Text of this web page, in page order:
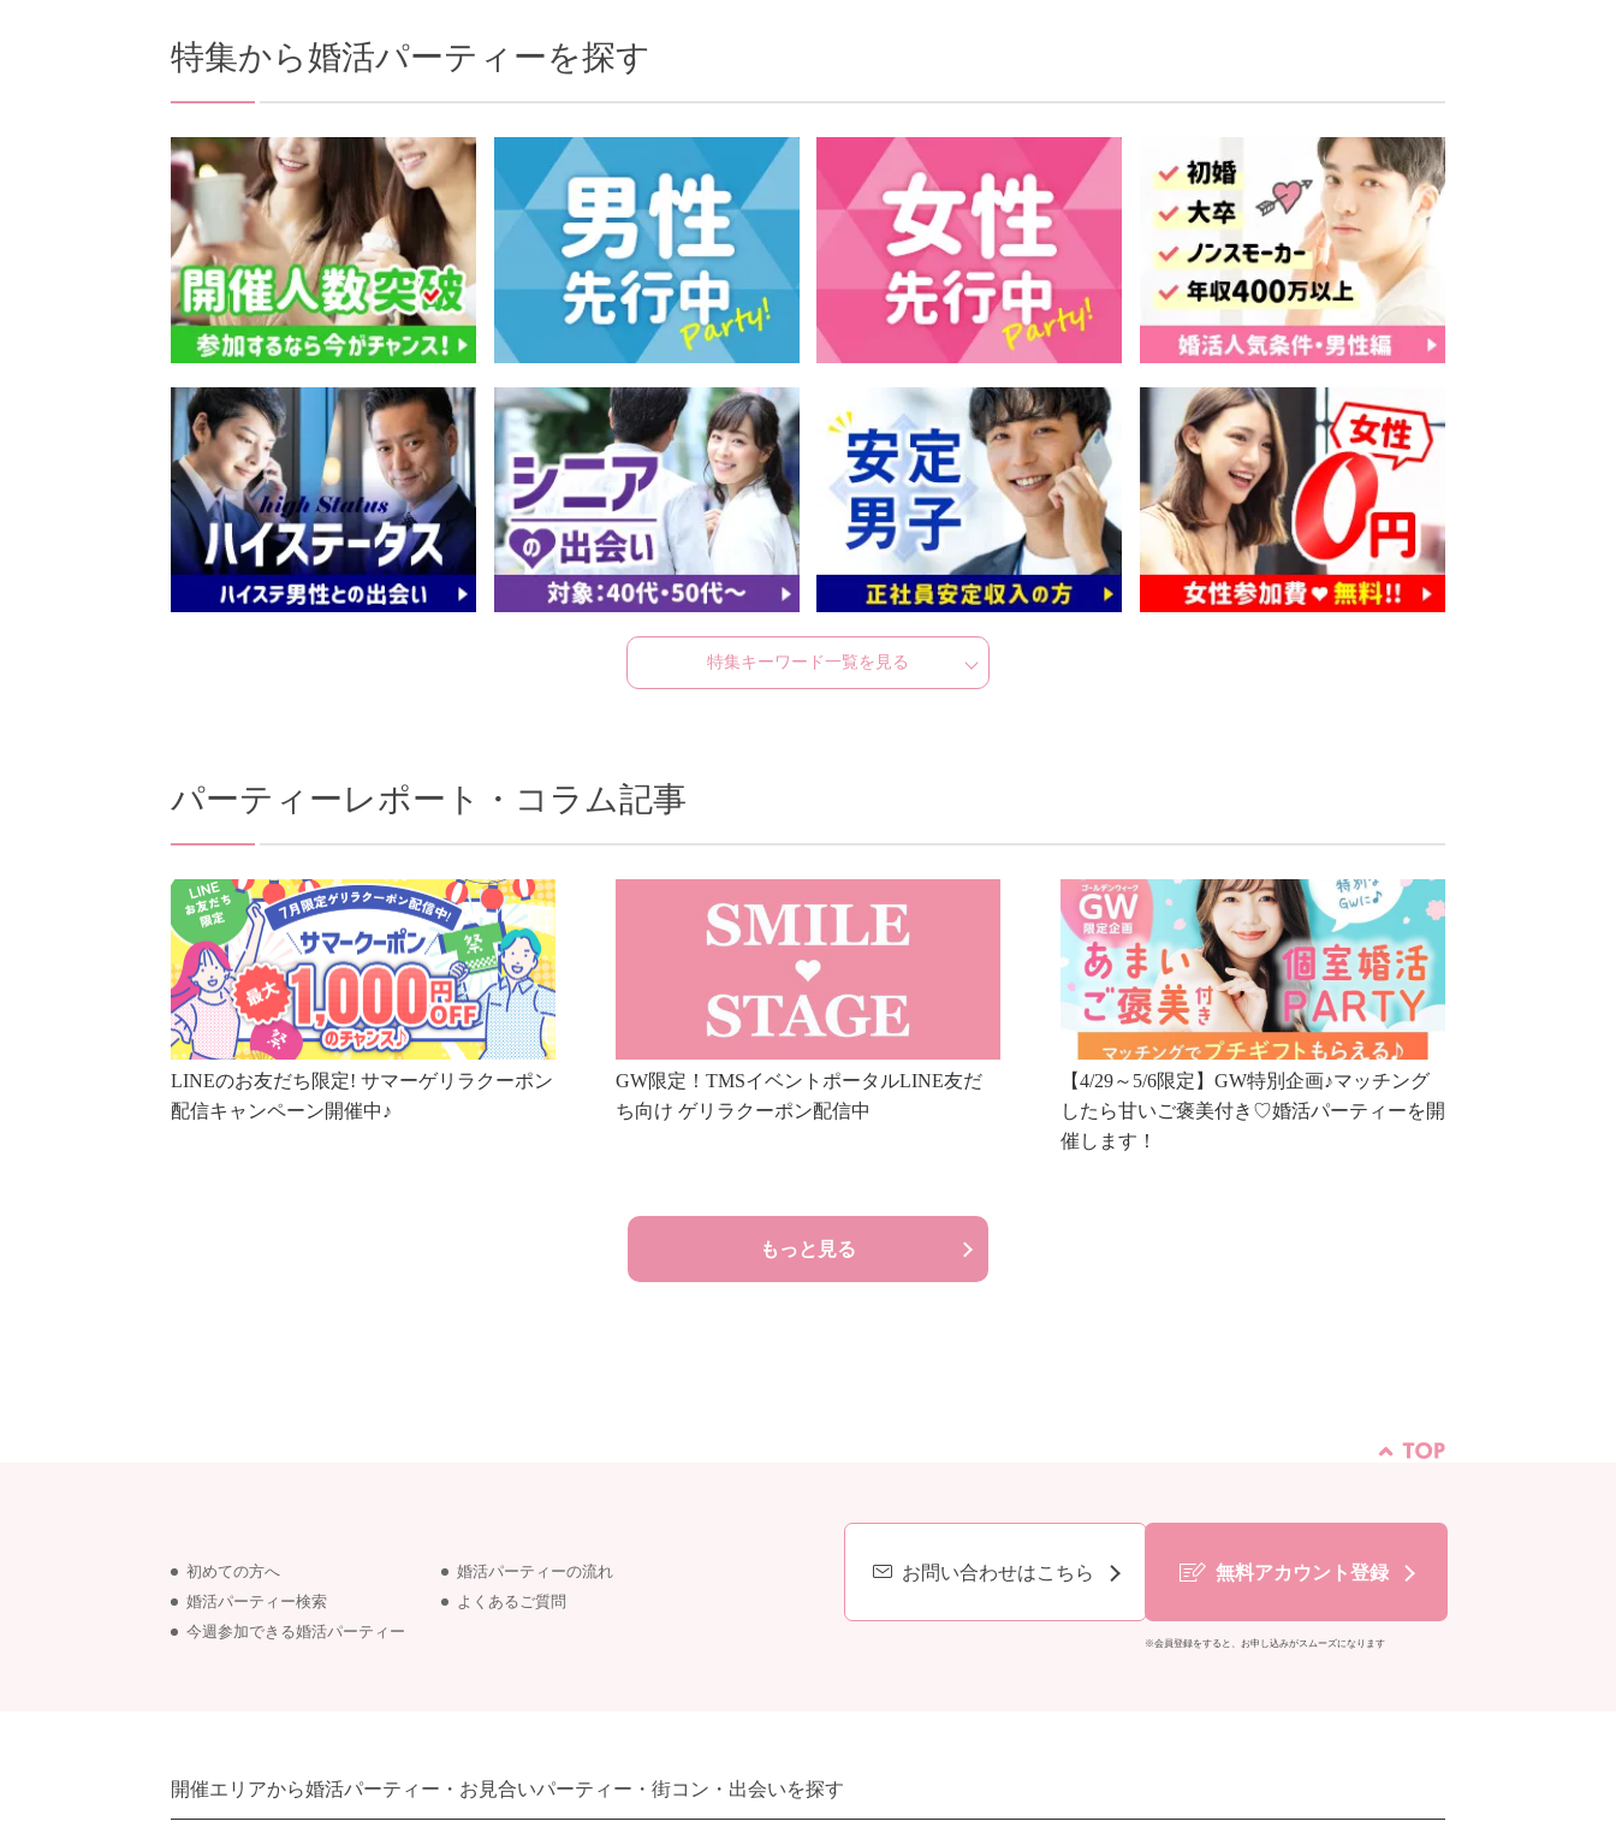
特集から婚活パーティーを探す
特集キーワード一覧を見る
パーティーレポート・コラム記事
LINEのお友だち限定! サマーゲリラクーポン
配信キャンペーン開催中♪
GW限定！TMSイベントポータルLINE友だ
ち向け ゲリラクーポン配信中
【4/29～5/6限定】GW特別企画♪マッチング
したら甘いご褒美付き♡婚活パーティーを開
催します！
もっと見る
お問い合わせはこちら 無料アカウント登録
※会員登録をすると、お申し込みがスムーズになります
初めての方へ
婚活パーティーの流れ
婚活パーティー検索
よくあるご質問
今週参加できる婚活パーティー
開催エリアから婚活パーティー・お見合いパーティー・街コン・出会いを探す